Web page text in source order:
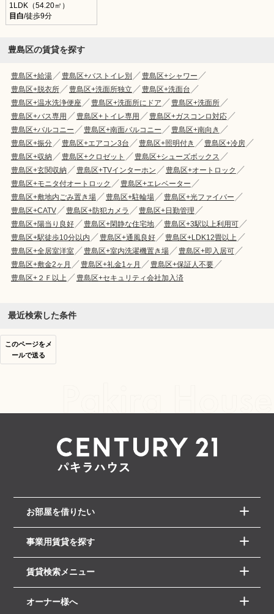
1LDK（54.20㎡）
目白/徒歩9分
豊島区の賃貸を探す
豊島区+給湯 豊島区+バストイレ別
豊島区+シャワー
豊島区+脱衣所
豊島区+洗面所独立
豊島区+洗面台
豊島区+温水洗浄便座
豊島区+洗面所にドア
豊島区+洗面所
豊島区+バス専用
豊島区+トイレ専用
豊島区+ガスコンロ対応
豊島区+バルコニー
豊島区+南面バルコニー
豊島区+南向き
豊島区+振分
豊島区+エアコン3台 豊島区+照明付き
豊島区+冷房
豊島区+収納
豊島区+クロゼット
豊島区+シューズボックス
豊島区+玄関収納
豊島区+TVインターホン
豊島区+オートロック
豊島区+モニタ付オートロック
豊島区+エレベーター
豊島区+敷地内ごみ置き場
豊島区+駐輪場
豊島区+光ファイバー
豊島区+CATV
豊島区+防犯カメラ
豊島区+日勤管理
豊島区+陽当り良好
豊島区+閑静な住宅地
豊島区+3駅以上利用可
豊島区+駅徒歩10分以内
豊島区+通風良好
豊島区+LDK12畳以上
豊島区+全居室洋室
豊島区+室内洗濯機置き場
豊島区+即入居可
豊島区+敷金2ヶ月
豊島区+礼金1ヶ月
豊島区+保証人不要
豊島区+２Ｆ以上
豊島区+セキュリティ会社加入済
最近検索した条件
このページをメ
ールで送る
お部屋を借りたい
事業用賃貸を探す
賃貸検索メニュー
オーナー様へ